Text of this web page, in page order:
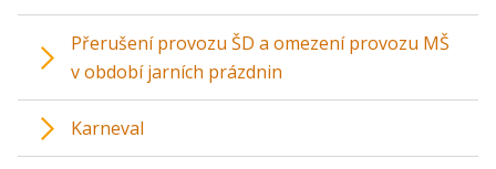
Přerušení provozu ŠD a omezení provozu MŠ
v období jarních prázdnin
Karneval